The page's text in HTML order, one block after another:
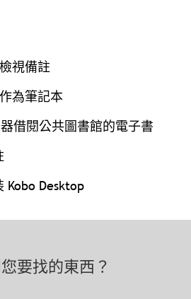
視備註
為筆記本
借閱公共圖書館的電子書
Kobo Desktop
要找的東西？